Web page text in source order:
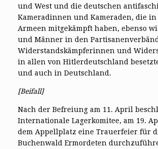
und West und die deutschen
Kameradinnen und Kameraden, die
Armeen mitgekämpft haben, ebenso
und Männer in den
Widerstandskämpferinnen und
in allen von Hitlerdeutschland
und auch in Deutschland.
[Beifall]
Nach der Befreiung am 11. April
Internationale Lagerkomitee, am 19.
dem Appellplatz eine Trauerfeier für
Buchenwald Ermordeten